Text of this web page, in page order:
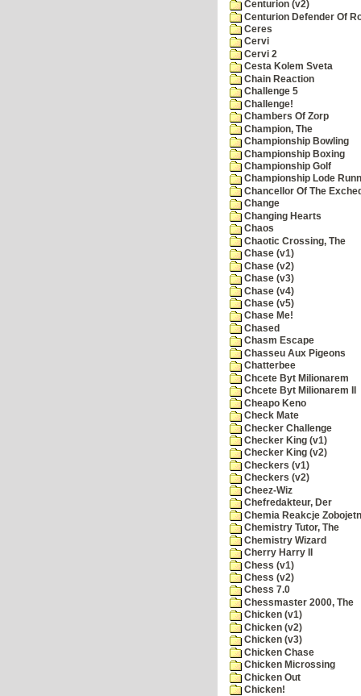
Centurion (v2)
Centurion Defender Of
Ceres
Cervi
Cervi 2
Cesta Kolem Sveta
Chain Reaction
Challenge 5
Challenge!
Chambers Of Zorp
Champion, The
Championship Bowling
Championship Boxing
Championship Golf
Championship Lode
Chancellor Of The
Change
Changing Hearts
Chaos
Chaotic Crossing, The
Chase (v1)
Chase (v2)
Chase (v3)
Chase (v4)
Chase (v5)
Chase Me!
Chased
Chasm Escape
Chasseu Aux Pigeons
Chatterbee
Chcete Byt Milionarem
Chcete Byt Milionarem II
Cheapo Keno
Check Mate
Checker Challenge
Checker King (v1)
Checker King (v2)
Checkers (v1)
Checkers (v2)
Cheez-Wiz
Chefredakteur, Der
Chemia Reakcje
Chemistry Tutor, The
Chemistry Wizard
Cherry Harry II
Chess (v1)
Chess (v2)
Chess 7.0
Chessmaster 2000, The
Chicken (v1)
Chicken (v2)
Chicken (v3)
Chicken Chase
Chicken Microssing
Chicken Out
Chicken!